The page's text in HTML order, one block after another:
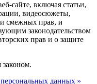
сайте, включая статьи,
видеосюжеты,
и смежных прав, и
законодательством
прав и о защите
данных »